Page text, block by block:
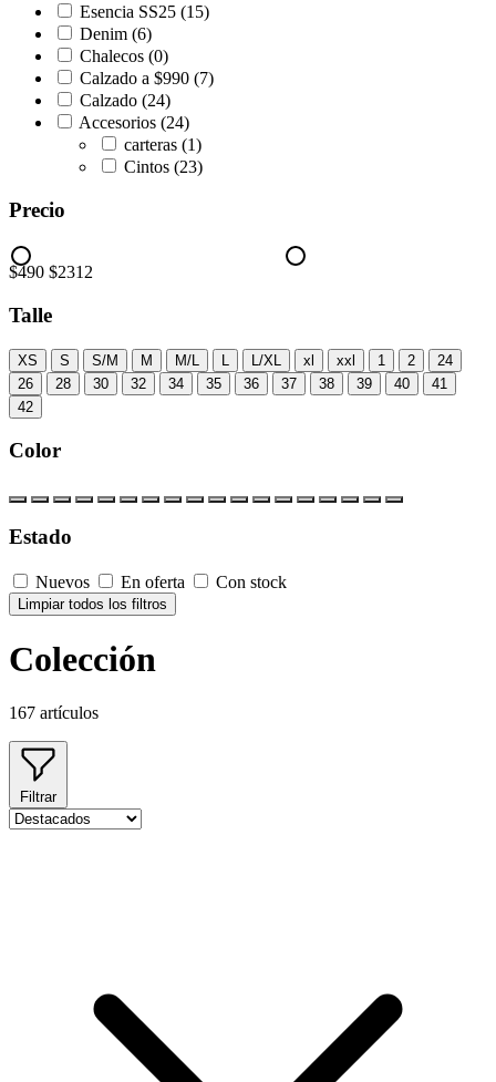
Esencia SS25 (15)
Denim (6)
Chalecos (0)
Calzado a $990 (7)
Calzado (24)
Accesorios (24)
carteras (1)
Cintos (23)
Precio
$490 $2312
Talle
XS S S/M M M/L L L/XL xl xxl 1 2
24
26
28 30 32 34 35 36 37 38 39 40
41
42
Color
Estado
Nuevos En oferta Con stock
Limpiar todos los filtros
Colección
167 artículos
Filtrar